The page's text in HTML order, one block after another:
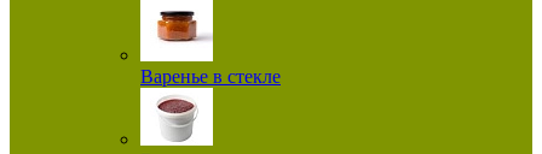
Варенье в стекле